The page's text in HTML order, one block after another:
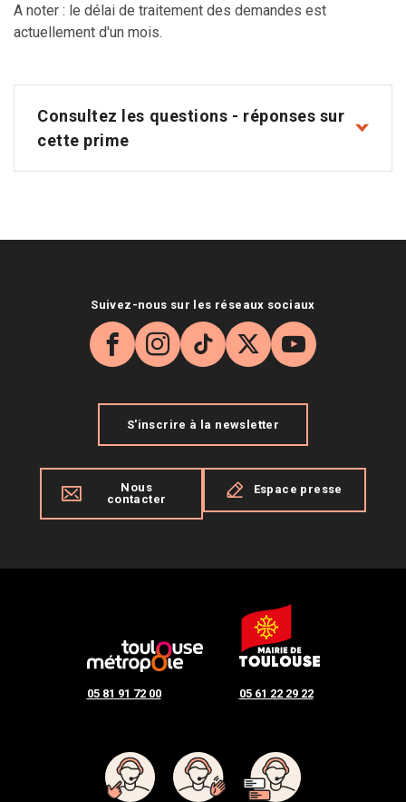
A noter : le délai de traitement des demandes est
actuellement d'un mois.
Consultez les questions - réponses sur
cette prime
05 81 91 72 00 05 61 22 29 22
Suivez-nous sur les réseaux sociaux
Facebook
Instagram
TikTok
X YouTube
S'inscrire à la newsletter
Nous
contacter
Espace presse